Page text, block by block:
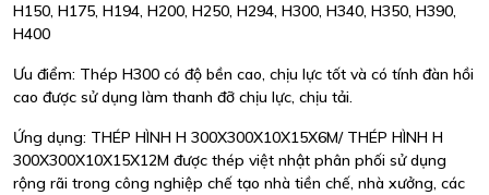
H150, H175, H194, H200, H250, H294, H300, H340, H350, H390,
H400
Ưu điểm: Thép H300 có độ bền cao, chịu lực tốt và có tính đàn hồi
cao được sử dụng làm thanh đỡ chịu lực, chịu tải.
Ứng dụng: THÉP HÌNH H 300X300X10X15X6M/ THÉP HÌNH H
300X300X10X15X12M được thép việt nhật phân phối sử dụng
rộng rãi trong công nghiệp chế tạo nhà tiền chế, nhà xưởng, các